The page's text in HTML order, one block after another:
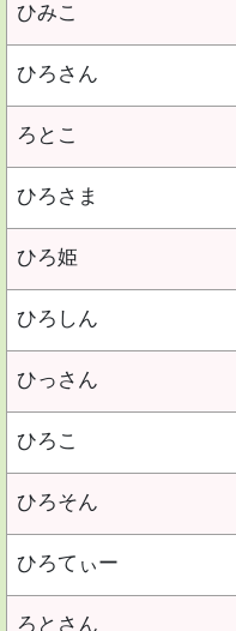
ひみこ
ひろさん
ろとこ
ひろさま
ひろ姫
ひろしん
ひっさん
ひろこ
ひろそん
ひろてぃー
ろとさん